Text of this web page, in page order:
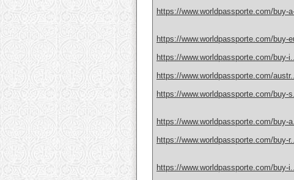
https://www.worldpassporte.com/buy-
https://www.worldpassporte.com/buy-
https://www.worldpassporte.com/buy-
https://www.worldpassporte.com/
https://www.worldpassporte.com/buy-
https://www.worldpassporte.com/buy-
https://www.worldpassporte.com/buy-
https://www.worldpassporte.com/buy-